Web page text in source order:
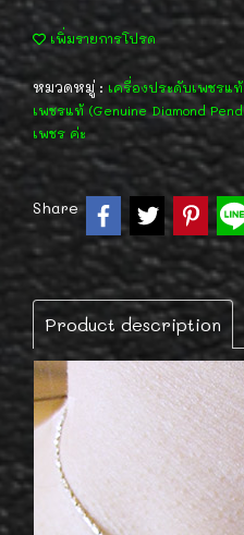
เพิ่มรายการโปรด
หมวดหมู่ :เครื่องประดับเพชรแ
เพชรแท้ (Genuine Diamond
เพชร ค่ะ
Share
Product description